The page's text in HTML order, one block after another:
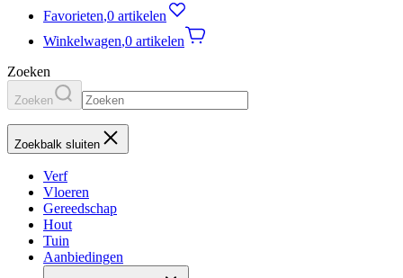
Favorieten,0 artikelen
Winkelwagen,0 artikelen
Zoeken
Zoeken
Zoekbalk sluiten
Verf
Vloeren
Gereedschap
Hout
Tuin
Aanbiedingen